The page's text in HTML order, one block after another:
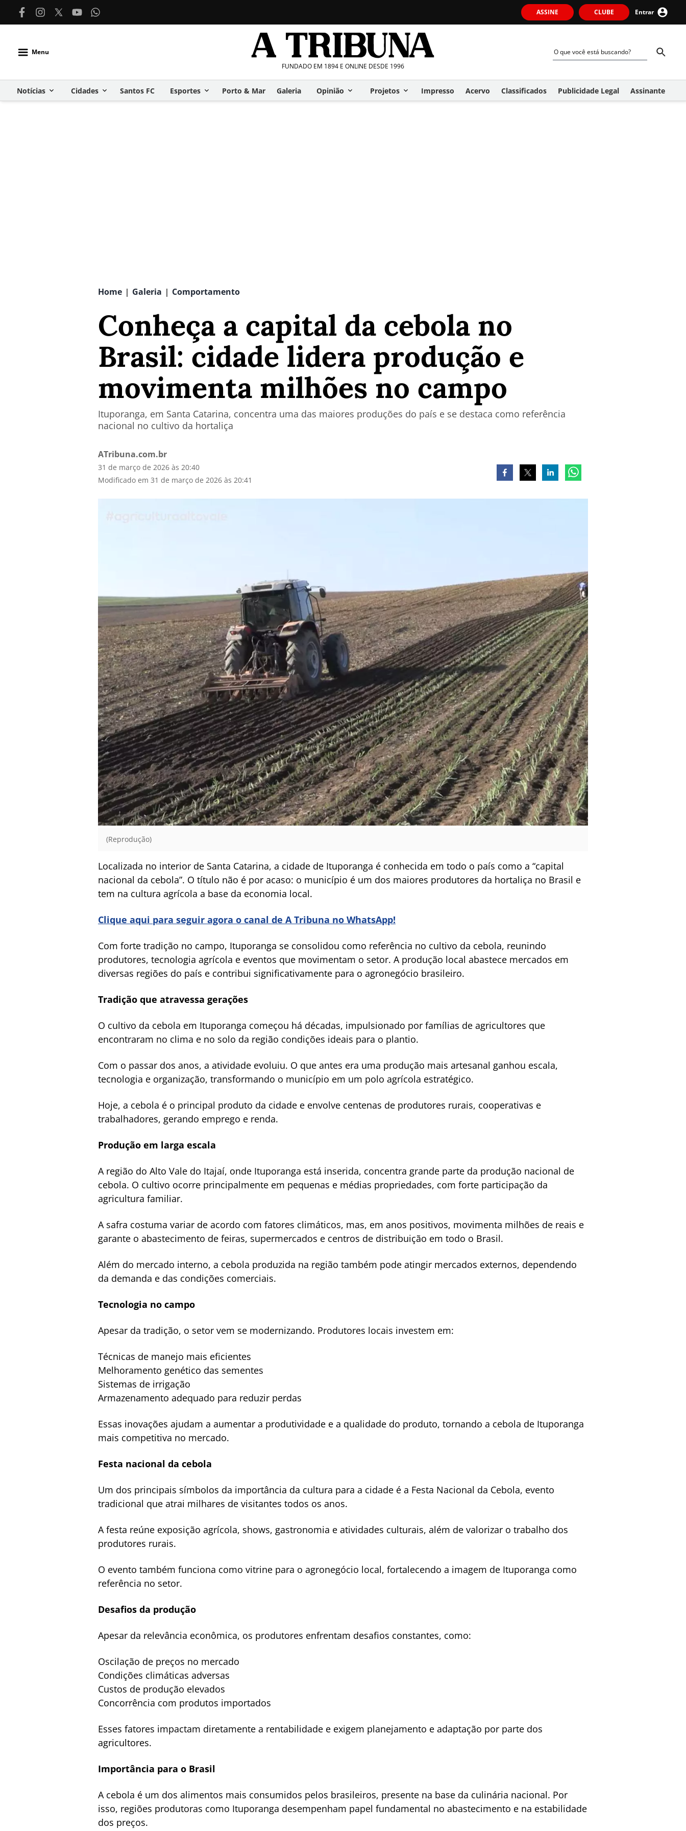
ASSINE CLUBE Entrar
Menu
FUNDADO EM 1894 E ONLINE DESDE 1996
Notícias Cidades Santos FC Esportes Porto & Mar Galeria Opinião Projetos Impresso Acervo Classificados Publicidade Legal Assinante
Home | Galeria | Comportamento
Conheça a capital da cebola no
Brasil: cidade lidera produção e
movimenta milhões no campo
Ituporanga, em Santa Catarina, concentra uma das maiores produções do país e se destaca como referência
nacional no cultivo da hortaliça
ATribuna.com.br
31 de março de 2026 às 20:40
Modificado em 31 de março de 2026 às 20:41
(Reprodução)
Localizada no interior de Santa Catarina, a cidade de Ituporanga é conhecida em todo o país como a “capital
nacional da cebola”. O título não é por acaso: o município é um dos maiores produtores da hortaliça no Brasil e
tem na cultura agrícola a base da economia local.
Clique aqui para seguir agora o canal de A Tribuna no WhatsApp!
Com forte tradição no campo, Ituporanga se consolidou como referência no cultivo da cebola, reunindo
produtores, tecnologia agrícola e eventos que movimentam o setor. A produção local abastece mercados em
diversas regiões do país e contribui significativamente para o agronegócio brasileiro.
Tradição que atravessa gerações
O cultivo da cebola em Ituporanga começou há décadas, impulsionado por famílias de agricultores que
encontraram no clima e no solo da região condições ideais para o plantio.
Com o passar dos anos, a atividade evoluiu. O que antes era uma produção mais artesanal ganhou escala,
tecnologia e organização, transformando o município em um polo agrícola estratégico.
Hoje, a cebola é o principal produto da cidade e envolve centenas de produtores rurais, cooperativas e
trabalhadores, gerando emprego e renda.
Produção em larga escala
A região do Alto Vale do Itajaí, onde Ituporanga está inserida, concentra grande parte da produção nacional de
cebola. O cultivo ocorre principalmente em pequenas e médias propriedades, com forte participação da
agricultura familiar.
A safra costuma variar de acordo com fatores climáticos, mas, em anos positivos, movimenta milhões de reais e
garante o abastecimento de feiras, supermercados e centros de distribuição em todo o Brasil.
Além do mercado interno, a cebola produzida na região também pode atingir mercados externos, dependendo
da demanda e das condições comerciais.
Tecnologia no campo
Apesar da tradição, o setor vem se modernizando. Produtores locais investem em:
Técnicas de manejo mais eficientes
Melhoramento genético das sementes
Sistemas de irrigação
Armazenamento adequado para reduzir perdas
Essas inovações ajudam a aumentar a produtividade e a qualidade do produto, tornando a cebola de Ituporanga
mais competitiva no mercado.
Festa nacional da cebola
Um dos principais símbolos da importância da cultura para a cidade é a Festa Nacional da Cebola, evento
tradicional que atrai milhares de visitantes todos os anos.
A festa reúne exposição agrícola, shows, gastronomia e atividades culturais, além de valorizar o trabalho dos
produtores rurais.
O evento também funciona como vitrine para o agronegócio local, fortalecendo a imagem de Ituporanga como
referência no setor.
Desafios da produção
Apesar da relevância econômica, os produtores enfrentam desafios constantes, como:
Oscilação de preços no mercado
Condições climáticas adversas
Custos de produção elevados
Concorrência com produtos importados
Esses fatores impactam diretamente a rentabilidade e exigem planejamento e adaptação por parte dos
agricultores.
Importância para o Brasil
A cebola é um dos alimentos mais consumidos pelos brasileiros, presente na base da culinária nacional. Por
isso, regiões produtoras como Ituporanga desempenham papel fundamental no abastecimento e na estabilidade
dos preços.